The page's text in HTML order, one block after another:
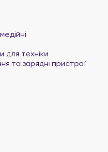
для техніки
та зарядні пристрої